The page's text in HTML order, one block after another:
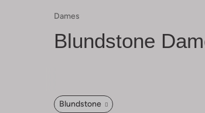
Dames
Blundstone
Blundstone